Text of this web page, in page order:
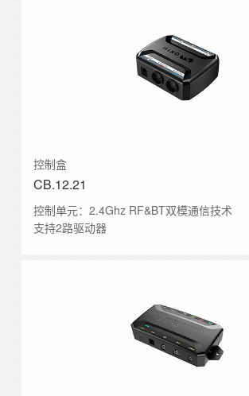
控制盒
CB.12.21
控制单元：2.4Ghz RF&BT双模通信技术
支持2路驱动器